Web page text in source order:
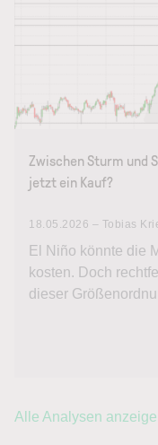
Zwischen Sturm und
jetzt ein Kauf?
18.05.2026 – Tobias
El Niño könnte die
kosten. Doch
dieser
Alle Analysen